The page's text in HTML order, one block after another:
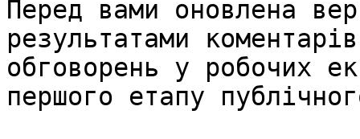
Перед вами оновлена
результатами
обговорень у робочих
першого етапу